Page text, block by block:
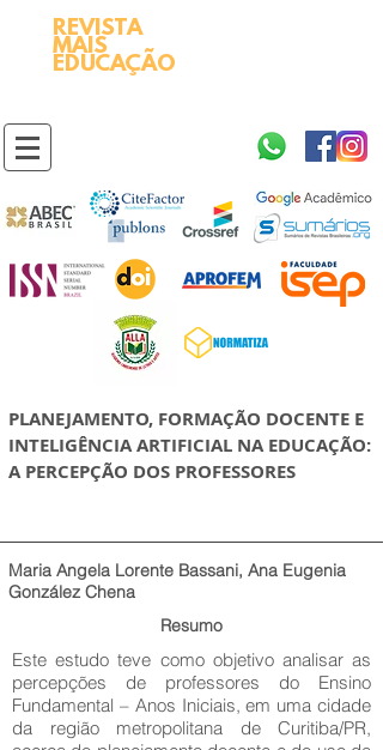
REVISTA
MAIS
EDUCAÇÃO
PLANEJAMENTO, FORMAÇÃO DOCENTE E
INTELIGÊNCIA ARTIFICIAL NA EDUCAÇÃO:
A PERCEPÇÃO DOS PROFESSORES
Maria Angela Lorente Bassani, Ana Eugenia
González Chena
Resumo
Este estudo teve como objetivo analisar as
percepções de professores do Ensino
Fundamental – Anos Iniciais, em uma cidade
da região metropolitana de Curitiba/PR,